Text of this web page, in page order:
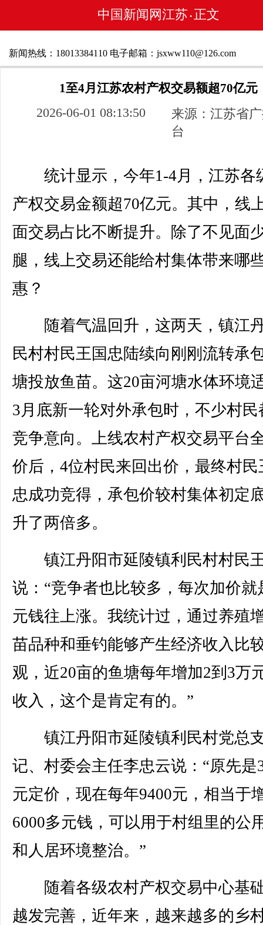
中国新闻网江苏 • 正文
新闻热线：18013384110 电子邮箱：jsxww110@126.com
1至4月江苏农村产权交易额超70亿元
2026-06-01 08:13:50
来源：江苏省
台
统计显示，今年1-4月，江苏各
产权交易金额超70亿元。其中，线
面交易占比不断提升。除了不见面
腿，线上交易还能给村集体带来哪
惠？
随着气温回升，这两天，镇江
民村村民王国忠陆续向刚刚流转承
塘投放鱼苗。这20亩河塘水体环境
3月底新一轮对外承包时，不少村民
竞争意向。上线农村产权交易平台
价后，4位村民来回出价，最终村民
忠成功竞得，承包价较村集体初定
升了两倍多。
镇江丹阳市延陵镇利民村村民
说：“竞争者也比较多，每次加价就
元钱往上涨。我统计过，通过养殖
苗品种和垂钓能够产生经济收入比
观，近20亩的鱼塘每年增加2到3万
收入，这个是肯定有的。”
镇江丹阳市延陵镇利民村党总
记、村委会主任李忠云说：“原先是
元定价，现在每年9400元，相当于
6000多元钱，可以用于村组里的公
和人居环境整治。”
随着各级农村产权交易中心基
越发完善，近年来，越来越多的乡